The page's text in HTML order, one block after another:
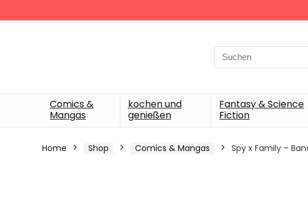
Search
for:
Comics &
Mangas
kochen und
genießen
Fantasy & Science
Fiction
Home Shop Comics & Mangas Spy x Family –